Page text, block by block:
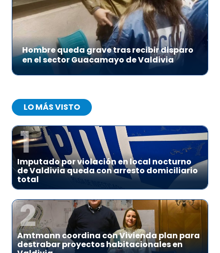
Hombre queda grave tras recibir disparo
en el sector Guacamayo de Valdivia
LO MÁS VISTO
1
Imputado por violación en local nocturno
de Valdivia queda con arresto domiciliario
total
2
Amtmann coordina con Vivienda plan para
destrabar proyectos habitacionales en